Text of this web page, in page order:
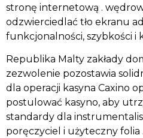
stronę internetową .
odzwierciedlać tło ekranu
funkcjonalności, szybkości i
Republika Malty zakłady
zezwolenie pozostawia
dla operacji kasyna Caxino
postulować kasyno, aby
standardy dla
poręczyciel i użyteczny folia